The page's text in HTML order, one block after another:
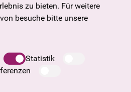
Burgenland
Salzburg
zu bieten. Für weitere
besuche bitte unsere
Statistik